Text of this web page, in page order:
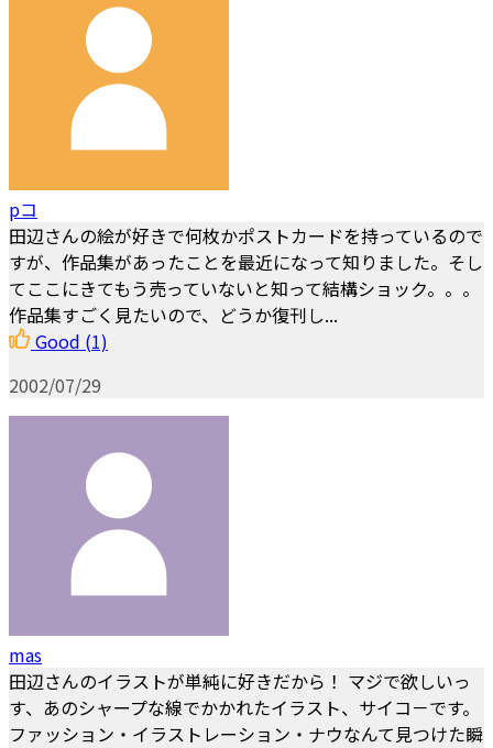
pコ
田辺さんの絵が好きで何枚かポストカードを持っているので
すが、作品集があったことを最近になって知りました。そし
てここにきてもう売っていないと知って結構ショック。。。
作品集すごく見たいので、どうか復刊し...
Good (1)
2002/07/29
mas
田辺さんのイラストが単純に好きだから！ マジで欲しいっ
す、あのシャープな線でかかれたイラスト、サイコ－です。
ファッション・イラストレーション・ナウなんて見つけた瞬